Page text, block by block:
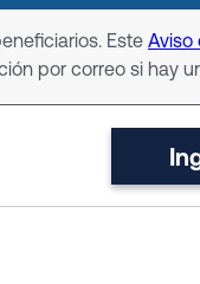
Este Aviso
por correo si hay